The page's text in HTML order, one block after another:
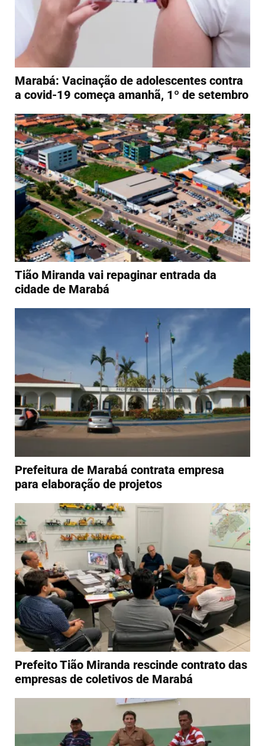
Marabá: Vacinação de adolescentes contra
a covid-19 começa amanhã, 1º de setembro
Tião Miranda vai repaginar entrada da
cidade de Marabá
Prefeitura de Marabá contrata empresa
para elaboração de projetos
Prefeito Tião Miranda rescinde contrato das
empresas de coletivos de Marabá